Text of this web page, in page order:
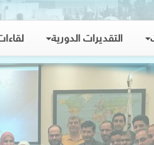
التقديرات الدورية